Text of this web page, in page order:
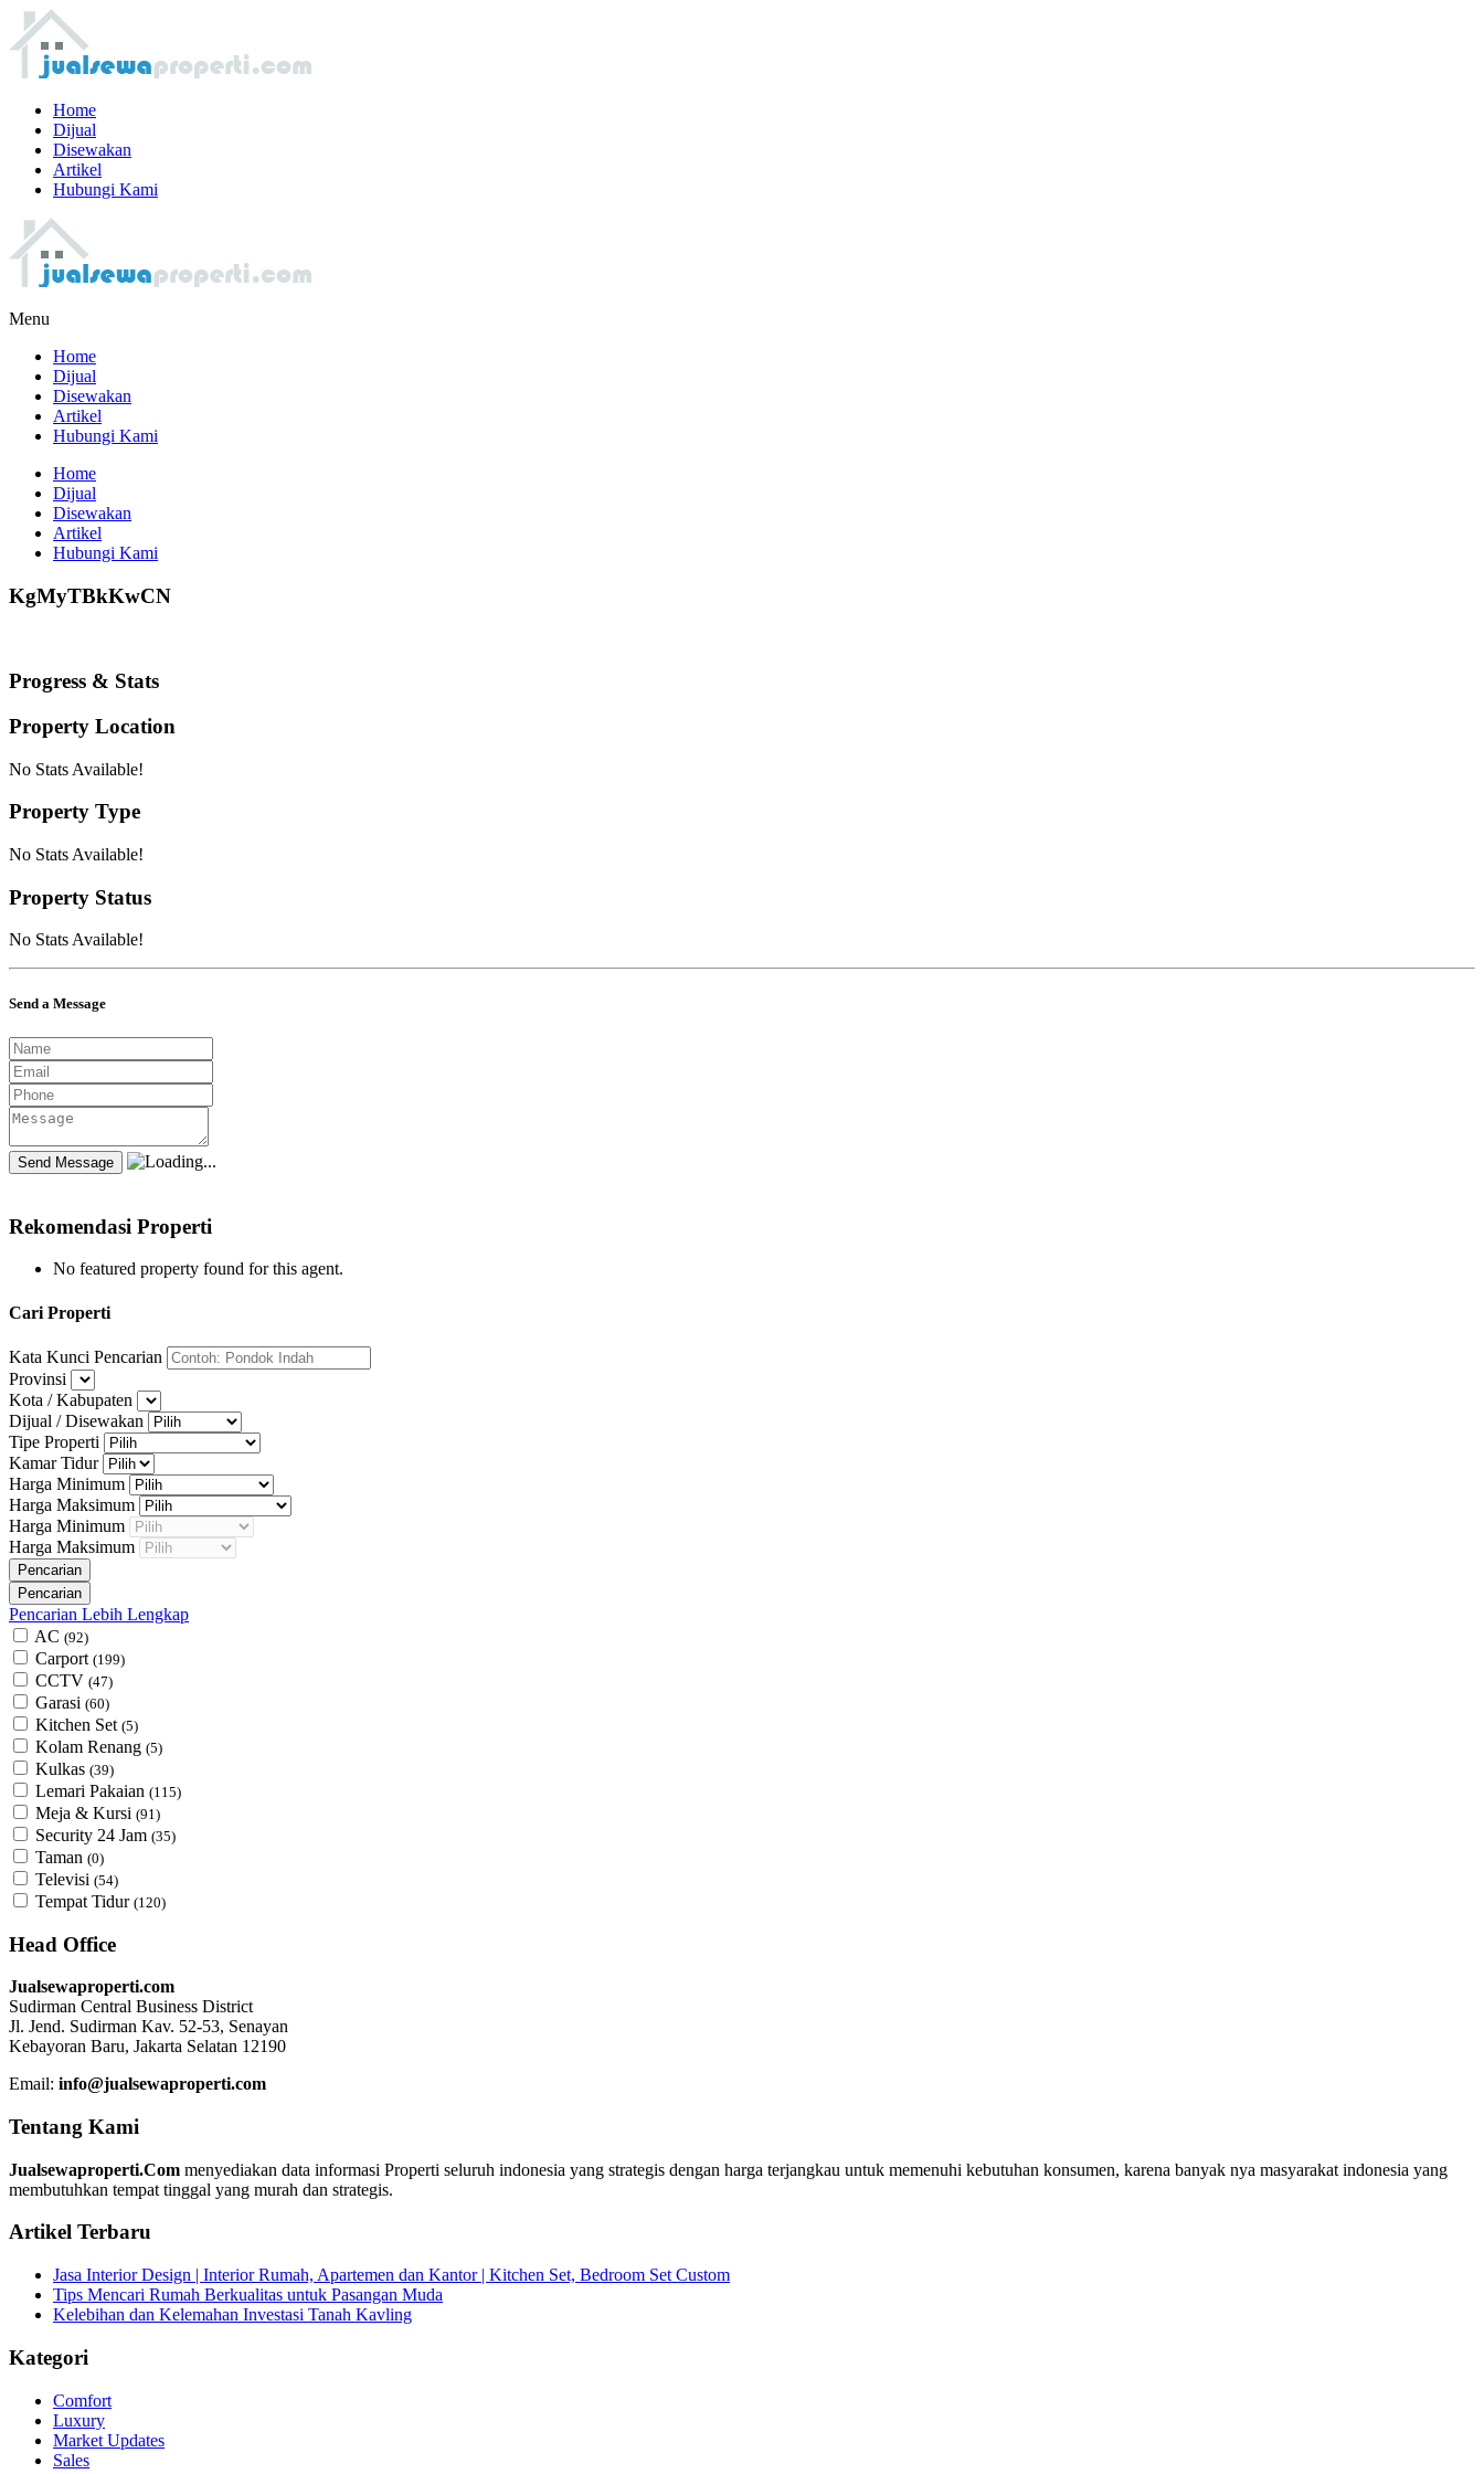
Home
Dijual
Disewakan
Artikel
Hubungi Kami
Menu
Home
Dijual
Disewakan
Artikel
Hubungi Kami
Home
Dijual
Disewakan
Artikel
Hubungi Kami
KgMyTBkKwCN
Progress & Stats
Property Location
No Stats Available!
Property Type
No Stats Available!
Property Status
No Stats Available!
Send a Message
Rekomendasi Properti
No featured property found for this agent.
Cari Properti
Kata Kunci Pencarian
Provinsi
Kota / Kabupaten
Dijual / Disewakan
Tipe Properti
Kamar Tidur
Harga Minimum
Harga Maksimum
Harga Minimum
Harga Maksimum
Pencarian Lebih Lengkap
AC (92)
Carport (199)
CCTV (47)
Garasi (60)
Kitchen Set (5)
Kolam Renang (5)
Kulkas (39)
Lemari Pakaian (115)
Meja & Kursi (91)
Security 24 Jam (35)
Taman (0)
Televisi (54)
Tempat Tidur (120)
Head Office
Jualsewaproperti.com
Sudirman Central Business District
Jl. Jend. Sudirman Kav. 52-53, Senayan
Kebayoran Baru, Jakarta Selatan 12190
Email: info@jualsewaproperti.com
Tentang Kami
Jualsewaproperti.Com menyediakan data informasi Properti seluruh indonesia yang strategis dengan harga terjangkau untuk memenuhi kebutuhan konsumen, karena banyak nya masyarakat indonesia yang
membutuhkan tempat tinggal yang murah dan strategis.
Artikel Terbaru
Jasa Interior Design | Interior Rumah, Apartemen dan Kantor | Kitchen Set, Bedroom Set Custom
Tips Mencari Rumah Berkualitas untuk Pasangan Muda
Kelebihan dan Kelemahan Investasi Tanah Kavling
Kategori
Comfort
Luxury
Market Updates
Sales